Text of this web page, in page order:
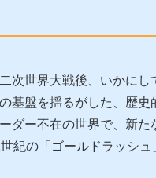
次世界大戦後、いかにし
基盤を揺るがした、歴史
ダー不在の世界で、新た
紀の「ゴールドラッシュ